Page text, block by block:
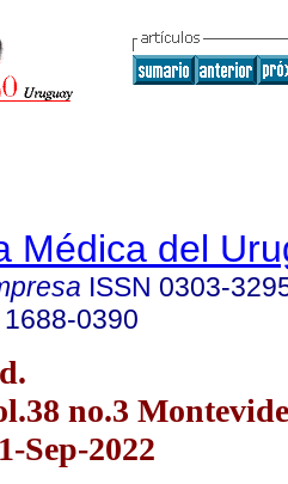
Médica del
ISSN 0303-
1688-0390
no.3
Sep-2022